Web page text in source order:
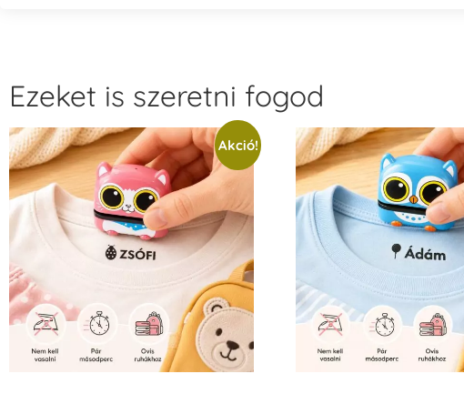
Ezeket is szeretni fogod
Akció!